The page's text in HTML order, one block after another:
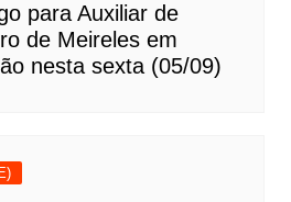
para Auxiliar de
de Meireles em
nesta sexta (05/09)